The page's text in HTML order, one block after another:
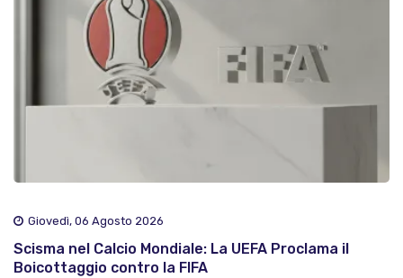
Giovedì, 06 Agosto 2026
Scisma nel Calcio Mondiale: La UEFA Proclama il
Boicottaggio contro la FIFA